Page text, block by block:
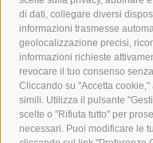
di dati, collegare diversi
informazioni trasmesse
geolocalizzazione precisi,
informazioni richieste
revocare il tuo consenso
Cliccando su "Accetta
simili. Utilizza il pulsante
scelte o "Rifiuta tutto" per
necessari. Puoi modificare le
massimo coppola
Meta
penisola sorrentina
protezione civile
sindaco cuomo
turismo
Vico Equense